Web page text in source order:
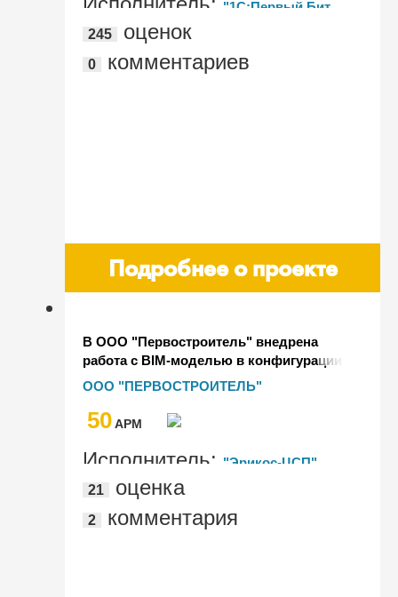
"1C:Первый Бит,
Нижний Новгород, пл. Минина"
245 оценок
0 комментариев
Подробнее о проекте
В ООО "Первостроитель" внедрена
работа с BIM-моделью в конфигурации
"1С:ERP Управление строительной
ООО "ПЕРВОСТРОИТЕЛЬ"
50AРМ
Исполнитель: "Эрикос-ЦСП",
"Уральский ТИМ-центр"
21 оценка
2 комментария